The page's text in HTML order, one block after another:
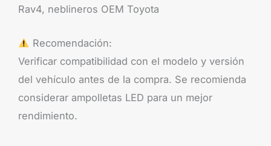
Rav4, neblineros OEM Toyota
Recomendación:
Verificar compatibilidad con el modelo y versión
del vehículo antes de la compra. Se recomienda
considerar ampolletas LED para un mejor
rendimiento.